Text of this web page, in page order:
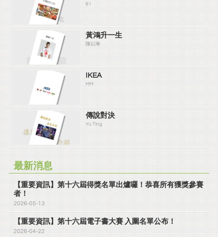
61
黃鴻升一生
陳以琳
IKEA
MM
傳說對決
Yu Ting
最新消息
【重要資訊】第十六屆得獎名單出爐囉！恭喜所有獲獎參賽
者！
2026-05-13
【重要資訊】第十六屆電子書大賽 入圍名單公布！
2026-04-22